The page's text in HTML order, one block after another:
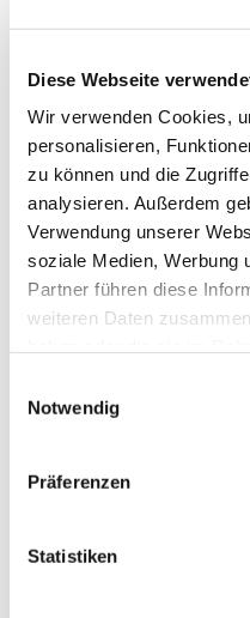
Diese Webseite
Wir verwenden Cookies,
personalisieren,
zu können und die
analysieren. Außerdem
Verwendung unserer
soziale Medien, Werbung
Partner führen diese
weiteren Daten
Notwendig
Präferenzen
Statistiken